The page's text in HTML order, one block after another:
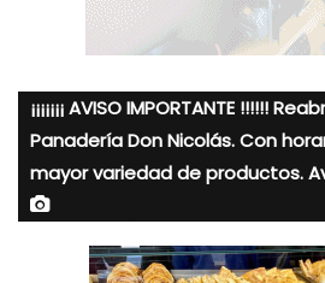
¡¡¡¡¡¡¡ AVISO IMPORTANTE !!!!!!
Panadería Don Nicolás. Con
mayor variedad de productos.